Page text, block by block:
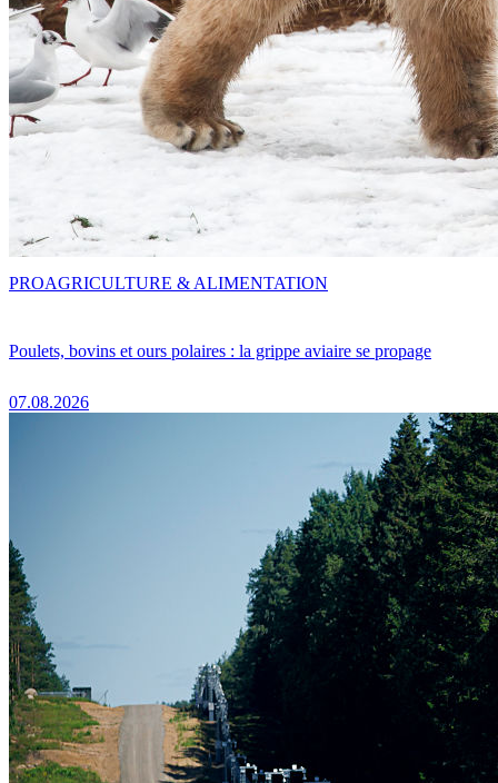
Poulets, bovins et ours polaires : la grippe aviaire se propage
07.08.2026
PROAGRICULTURE & ALIMENTATION